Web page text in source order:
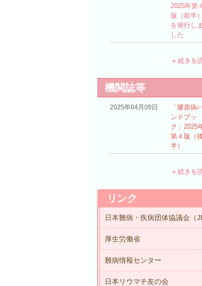
2025年第
版（前半）
を発行しま
した
» 続きを
機関誌等
2025年04月09日
「膠原病
ンドブッ
ク」2025
第４版（
半）
» 続きを
リンク
日本難病・疾病団体協議会（
厚生労働省
難病情報センター
日本リウマチ友の会